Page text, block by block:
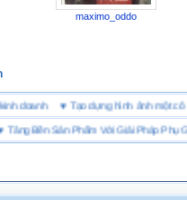
maximo_oddo
kinh doanh ♥Tạo dựng hình ảnh
Bền Sản Phẩm Với Giải Pháp Phụ Gia